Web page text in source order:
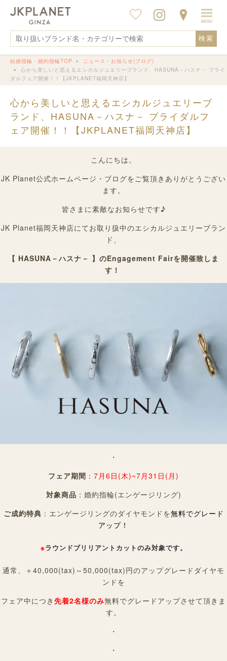
検索
結婚指輪・婚約指輪TOP
ニュース・お知らせ(ブログ)
心から美しいと思えるエシカルジュエリーブランド、HASUNA－ハスナ－ ブライ
ダルフェア開催！！【JKPLANET福岡天神店】
心から美しいと思えるエシカルジュエリーブ
ランド、HASUNA－ハスナ－ ブライダルフ
ェア開催！！【JKPLANET福岡天神店】
こんにちは。
JK Planet公式ホームページ・ブログをご覧頂きありがとうござい
ます。
皆さまに素敵なお知らせです♪
JK Planet福岡天神店にてお取り扱中のエシカルジュエリーブラン
ド、
【 HASUNA－ハスナ－ 】のEngagement Fairを開催致しま
す！
・
フェア期間 ： 7月6日(木)~7月31日(月)
対象商品 ：婚約指輪(エンゲージリング)
ご成約特典 ：エンゲージリングのダイヤモンドを無料でグレード
アップ！
※ラウンドブリリアントカットのみ対象です。
通常、＋40,000(tax)～50,000(tax)円のアップグレードダイヤモ
ンドを
フェア中につき 先着2名様のみ無料でグレードアップさせて頂きま
す。
・
・